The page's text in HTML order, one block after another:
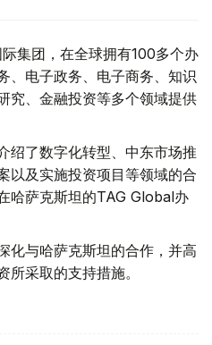
集团，在全球拥有100多个办
、电子政务、电子商务、知识
究、金融投资等多个领域提供
绍了数字化转型、中东市场推
以及实施投资项目等领域的合
哈萨克斯坦的TAG Global办
化与哈萨克斯坦的合作，并高
所采取的支持措施。